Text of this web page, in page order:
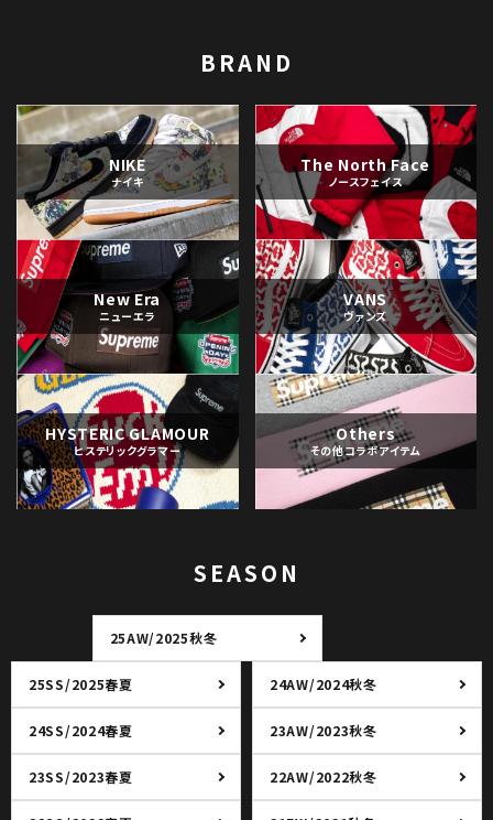
BRAND
NIKE
ナイキ
The North Face
ノースフェイス
New Era
ニューエラ
VANS
ヴァンズ
HYSTERIC GLAMOUR
ヒステリックグラマー
Others
その他コラボアイテム
SEASON
25AW/2025秋冬
25SS/2025春夏 24AW/2024秋冬
24SS/2024春夏 23AW/2023秋冬
23SS/2023春夏 22AW/2022秋冬